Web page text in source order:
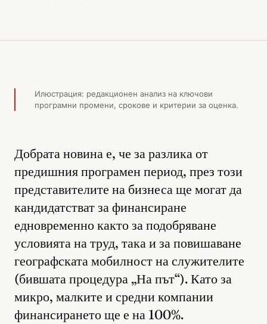
Илюстрация: редакционен анализ на ключови
програмни промени, срокове и критерии за оценка.
Добрата новина е, че за разлика от
предишния програмен период, през този
представителите на бизнеса ще могат да
кандидатстват за финансиране
едновременно както за подобряване
условията на труд, така и за повишаване
географската мобилност на служителите
(бившата процедура „На път“). Като за
микро, малките и средни компании
финансирането ще е на 100%.